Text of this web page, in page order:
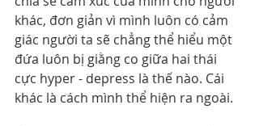
khác, đơn giản vì mình luôn có cảm
giác người ta sẽ chẳng thể hiểu một
đứa luôn bị giằng co giữa hai thái
cực hyper - depress là thế nào. Cái
khác là cách mình thể hiện ra ngoài.